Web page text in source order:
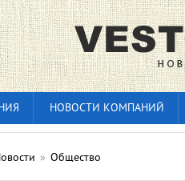
НОВОСТИ КОМПАНИЙ
» Общество